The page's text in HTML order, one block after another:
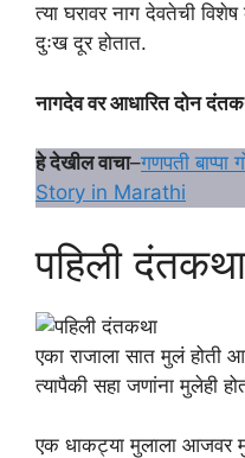
त्या घरावर नाग देवतेची
दुःख दूर होतात.
नागदेव वर आधारित दोन
हे देखील वाचा–गणपती
Story in Marathi
पहिली दंतकथा
एका राजाला सात मुलं होती
त्यापैकी सहा जणांना मुलेही
एक धाकट्या मुलाला आजवर